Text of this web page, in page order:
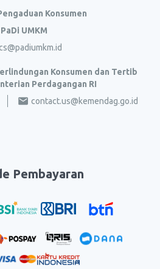
Konsumen
PaDi UMKM
Konsumen dan Tertib
Perdagangan RI
contact.us@kemendag.go.id
Pembayaran